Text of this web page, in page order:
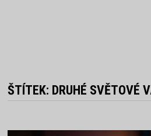
ŠTÍTEK: DRUHÉ SVĚTOVÉ